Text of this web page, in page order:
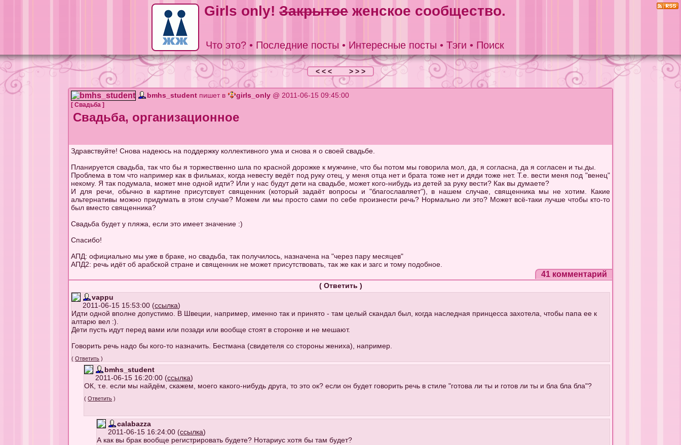
Girls only! Закрытое женское сообщество.
Что это? • Последние посты • Интересные посты • Тэги • Поиск
< < < > > >
bmhs_student пишет в girls_only @ 2011-06-15 09:45:00
[Свадьба ]
Свадьба, организационное
Здравствуйте! Снова надеюсь на поддержку коллективного ума и снова я о своей свадьбе.
Планируется свадьба, так что бы я торжественно шла по красной дорожке к мужчине, что бы потом мы говорила мол, да, я согласна, да я согласен и ты.ды.
Проблема в том что например как в фильмах, когда невесту ведёт под руку отец, у меня отца нет и брата тоже нет и дяди тоже нет. Т.е. вести меня под "венец"
некому. Я так подумала, может мне одной идти? Или у нас будут дети на свадьбе, может кого-нибудь из детей за руку вести? Как вы думаете?
И для речи, обычно в картине присутсвует священник (который задаёт вопросы и "благославляет"), в нашем случае, священника мы не хотим. Какие
альтернативы можно придумать в этом случае? Можем ли мы просто сами по себе произнести речь? Нормально ли это? Может всё-таки лучше чтобы кто-то
был вместо священника?
Свадьба будет у пляжа, если это имеет значение :)
Спасибо!
АПД: официально мы уже в браке, но свадьба, так получилось, назначена на "через пару месяцев"
АПД2: речь идёт об арабской стране и священник не может присутствовать, так же как и загс и тому подобное.
41 комментарий
( Ответить )
vappu
2011-06-15 15:53:00 (ссылка)
Идти одной вполне допустимо. В Швеции, например, именно так и принято - там целый скандал был, когда наследная принцесса захотела, чтобы папа ее к
алтарю вел :).
Дети пусть идут перед вами или позади или вообще стоят в сторонке и не мешают.
Говорить речь надо бы кого-то назначить. Бестмана (свидетеля со стороны жениха), например.
(Ответить )
bmhs_student
2011-06-15 16:20:00 (ссылка)
ОК, т.е. если мы найдём, скажем, моего какого-нибудь друга, то это ок? если он будет говорить речь в стиле "готова ли ты и готов ли ты и бла бла бла"?
(Ответить )
calabazza
2011-06-15 16:24:00 (ссылка)
А как вы брак вообще регистрировать будете? Нотариус хотя бы там будет?